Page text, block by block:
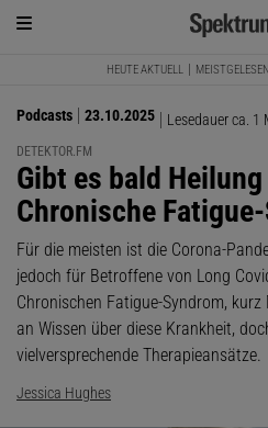
HEUTE AKTUELL MEISTGELESEN
Podcasts 23.10.2025 Lesedauer ca. 1
DETEKTOR.FM
:
Gibt es bald
Chronische
Für die meisten ist die Corona-
jedoch für Betroffene von Long
Chronischen Fatigue-Syndrom,
an Wissen über diese Krankheit,
vielversprechende Therapieansätze.
Jessica Hughes